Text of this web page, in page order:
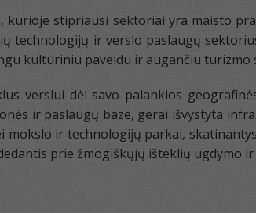
stipriausi sektoriai yra maisto
technologijų ir verslo paslaugų
kultūriniu paveldu ir augančiu
verslui dėl savo palankios
ir paslaugų baze, gerai išvystyta
ir technologijų parkai,
prie žmogiškųjų išteklių ugdymo